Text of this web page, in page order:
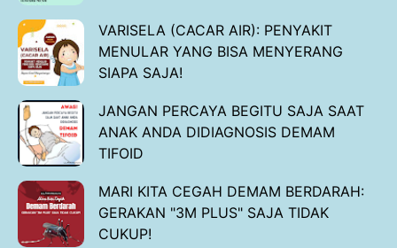
VARISELA (CACAR AIR): PENYAKIT
MENULAR YANG BISA MENYERANG
SIAPA SAJA!
JANGAN PERCAYA BEGITU SAJA SAAT
ANAK ANDA DIDIAGNOSIS DEMAM
TIFOID
MARI KITA CEGAH DEMAM BERDARAH:
GERAKAN "3M PLUS" SAJA TIDAK
CUKUP!